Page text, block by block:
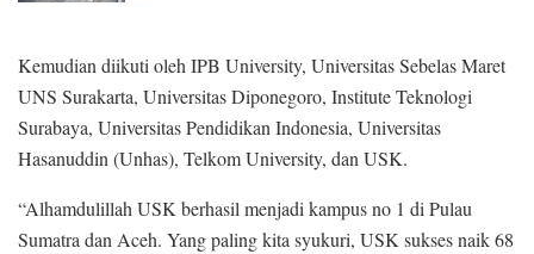
Kemudian diikuti oleh IPB University, Universitas Sebelas Maret
UNS Surakarta, Universitas Diponegoro, Institute Teknologi
Surabaya, Universitas Pendidikan Indonesia, Universitas
Hasanuddin (Unhas), Telkom University, dan USK.
“Alhamdulillah USK berhasil menjadi kampus no 1 di Pulau
Sumatra dan Aceh. Yang paling kita syukuri, USK sukses naik 68